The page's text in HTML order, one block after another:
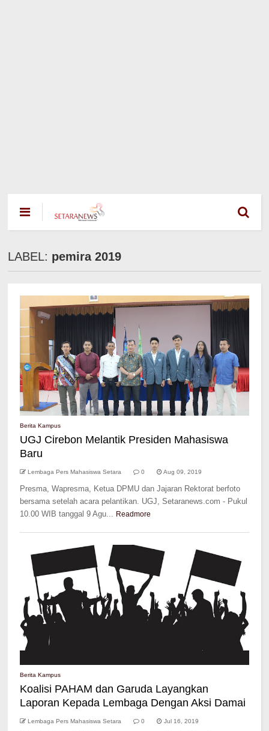
LABEL: pemira 2019
Berita Kampus
UGJ Cirebon Melantik Presiden Mahasiswa
Baru
Lembaga Pers Mahasiswa Setara 0 Aug 09, 2019
Presma, Wapresma, Ketua DPMU dan Jajaran Rektorat berfoto
bersama setelah acara pelantikan. UGJ, Setaranews.com - Pukul
10.00 WIB tanggal 9 Agu... Readmore
Berita Kampus
Koalisi PAHAM dan Garuda Layangkan
Laporan Kepada Lembaga Dengan Aksi Damai
Lembaga Pers Mahasiswa Setara 0 Jul 16, 2019